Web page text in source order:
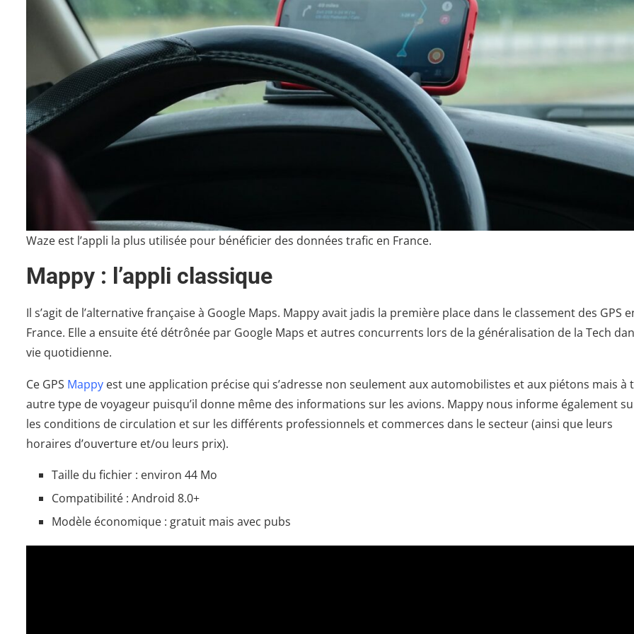
Waze est l’appli la plus utilisée pour bénéficier des données trafic en France.
Mappy : l’appli classique
Il s’agit de l’alternative française à Google Maps. Mappy avait jadis la première place dans le classement des GPS
France. Elle a ensuite été détrônée par Google Maps et autres concurrents lors de la généralisation de la Tech
vie quotidienne.
Ce GPS Mappy est une application précise qui s’adresse non seulement aux automobilistes et aux piétons mais à
autre type de voyageur puisqu’il donne même des informations sur les avions. Mappy nous informe également
les conditions de circulation et sur les différents professionnels et commerces dans le secteur (ainsi que leurs
horaires d’ouverture et/ou leurs prix).
Taille du fichier : environ 44 Mo
Compatibilité : Android 8.0+
Modèle économique : gratuit mais avec pubs